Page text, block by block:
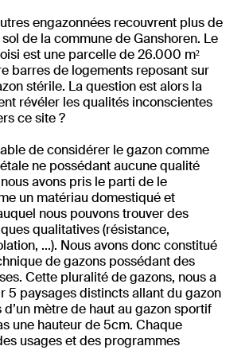
engazonnées recouvrent plus de
de la commune de Ganshoren. Le
est une parcelle de 26.000 m²
barres de logements reposant sur
stérile. La question est alors la
révéler les qualités inconscientes
ce site ?
de considérer le gazon comme
ne possédant aucune qualité
avons pris le parti de le
un matériau domestiqué et
nous pouvons trouver des
qualitatives (résistance,
...). Nous avons donc constitué
de gazons possédant des
Cette pluralité de gazons, nous a
5 paysages distincts allant du gazon
mètre de haut au gazon sportif
une hauteur de 5cm. Chaque
usages et des programmes